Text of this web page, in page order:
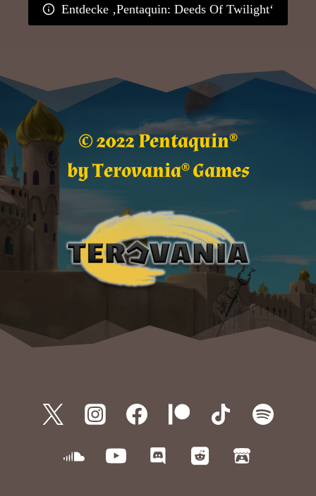
Entdecke ‚Pentaquin: Deeds Of Twilight‘
© 2022 Pentaquin®
byTerovania® Games